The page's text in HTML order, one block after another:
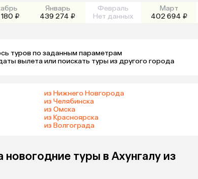
₽
Январь
439 274 ₽
Февраль
Нет данных
Март
402 694 ₽
туров по заданным параметрам
вылета или поискать туры из другого города
из Нижнего Новгорода
из Челябинска
из Омска
из Красноярска
из Волгограда
туры в Ахунгалу из